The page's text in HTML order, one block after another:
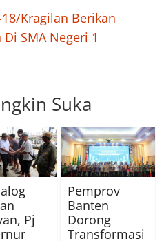
Kragilan Berikan
SMA Negeri 1
Suka
Pj
Pemprov
Banten
Dorong
Transformasi